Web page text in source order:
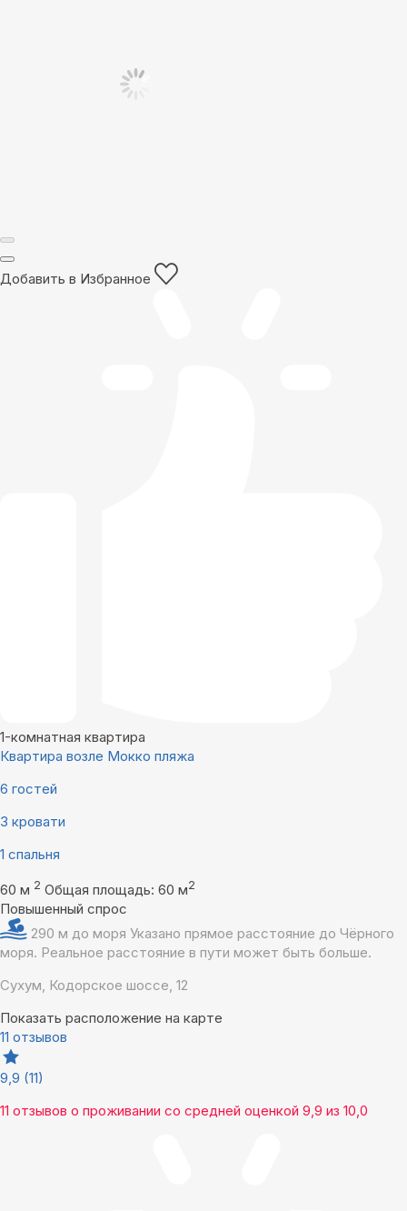
Добавить в Избранное
1-комнатная квартира
Квартира возле Мокко пляжа
6 гостей
3 кровати
1 спальня
60 м 2 Общая площадь: 60 м2
Повышенный спрос
290 м до моря Указано прямое расстояние до Чёрного
моря. Реальное расстояние в пути может быть больше.
Сухум, Кодорское шоссе, 12
Показать расположение на карте
11 отзывов
9,9 (11)
11 отзывов о проживании со средней оценкой 9,9 из 10,0